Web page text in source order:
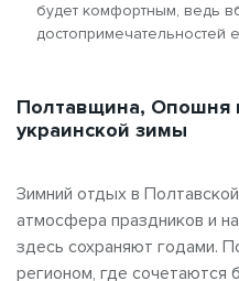
будет комфортным, ведь
достопримечательностей
Полтавщина, Опошня
украинской зимы
Зимний отдых в
атмосфера праздников и
здесь сохраняют годами.
регионом, где сочетаются